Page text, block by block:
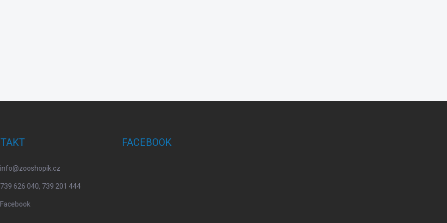
info@zooshopik.cz
739 626 040, 739 201 444
Facebook
FACEBOOK